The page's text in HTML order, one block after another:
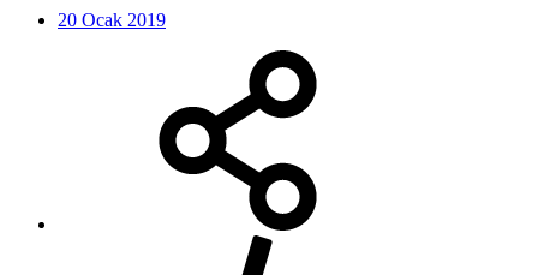
20 Ocak 2019